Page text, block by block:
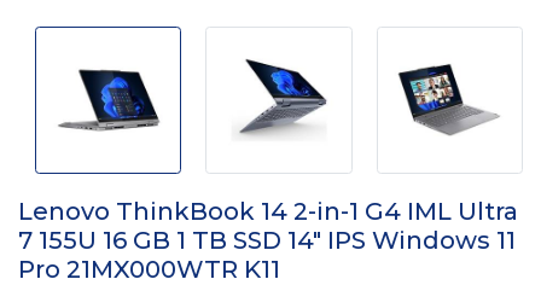
Lenovo ThinkBook 14 2-in-1 G4 IML Ultra
7 155U 16 GB 1 TB SSD 14" IPS Windows 11
Pro 21MX000WTR K11